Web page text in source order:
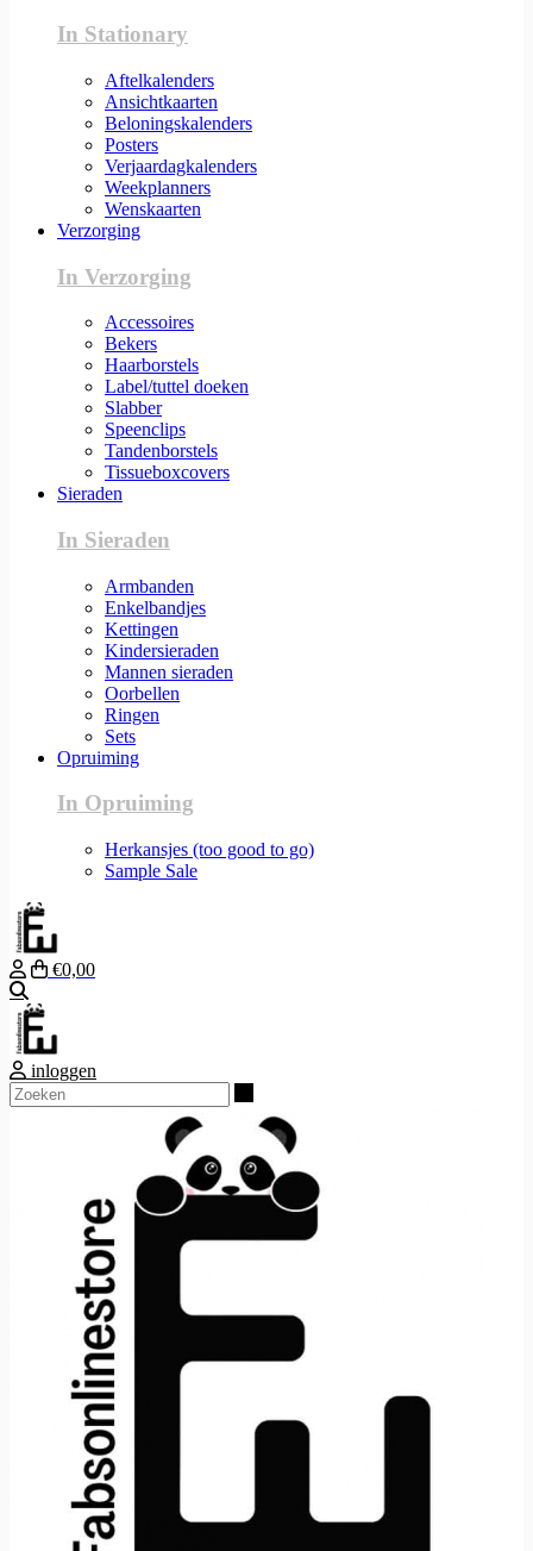
In Stationary
Aftelkalenders
Ansichtkaarten
Beloningskalenders
Posters
Verjaardagkalenders
Weekplanners
Wenskaarten
Verzorging
In Verzorging
Accessoires
Bekers
Haarborstels
Label/tuttel doeken
Slabber
Speenclips
Tandenborstels
Tissueboxcovers
Sieraden
In Sieraden
Armbanden
Enkelbandjes
Kettingen
Kindersieraden
Mannen sieraden
Oorbellen
Ringen
Sets
Opruiming
In Opruiming
Herkansjes (too good to go)
Sample Sale
€0,00
inloggen